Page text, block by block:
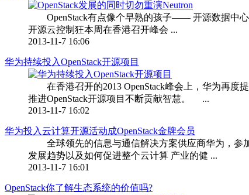
OpenStack有点像个早熟的孩子—— 开源数据中心
开源云控制狂本周在香港召开峰会 ...
2013-11-7 16:06
华为持续投入OpenStack开源项目
在香港召开的2013 OpenStack峰会上，华为再度提
推进OpenStack开源项目不断贡献智慧。 ...
2013-11-7 16:02
华为投入云计算开源活动成OpenStack金牌会员
全球领先的信息与通信解决方案供应商华为，参加
发展趋势以及如何促进整个云计算 产业的健 ...
2013-11-7 16:01
OpenStack你了解生态系统的价值吗?